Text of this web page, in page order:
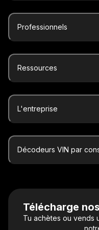
Professionnels
Ressources
L'entreprise
Décodeurs VIN par
Télécharge
Tu achètes ou vends